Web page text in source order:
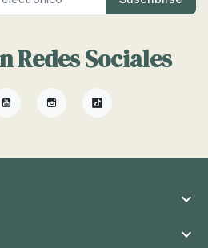
Redes Sociales
YouTubeInstagramTikTok

